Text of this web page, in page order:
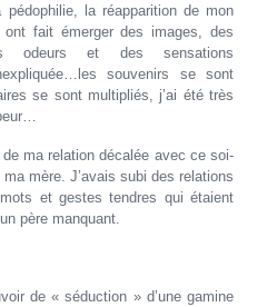
la réapparition de mon
ont fait émerger des images, des
odeurs et des sensations
souvenirs se sont
se sont multipliés, j’ai été très
de ma relation décalée avec ce soi-
mère. J’avais subi des relations
et gestes tendres qui étaient
père manquant.
de « séduction » d’une gamine